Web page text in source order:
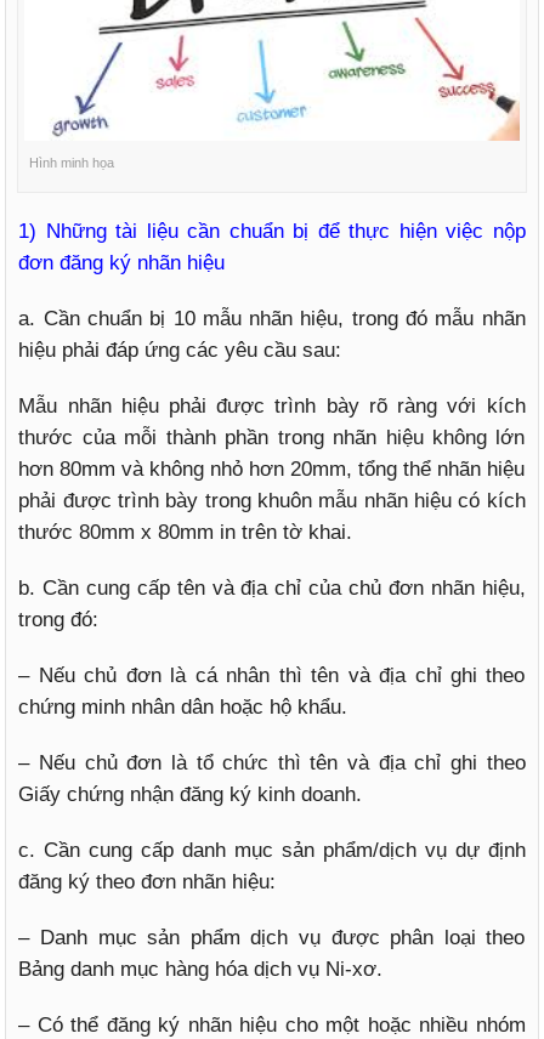
Hình minh họa
1) Những tài liệu cần chuẩn bị để thực hiện việc nộp
đơn đăng ký nhãn hiệu
a. Cần chuẩn bị 10 mẫu nhãn hiệu, trong đó mẫu nhãn
hiệu phải đáp ứng các yêu cầu sau:
Mẫu nhãn hiệu phải được trình bày rõ ràng với kích
thước của mỗi thành phần trong nhãn hiệu không lớn
hơn 80mm và không nhỏ hơn 20mm, tổng thể nhãn hiệu
phải được trình bày trong khuôn mẫu nhãn hiệu có kích
thước 80mm x 80mm in trên tờ khai.
b. Cần cung cấp tên và địa chỉ của chủ đơn nhãn hiệu,
trong đó:
– Nếu chủ đơn là cá nhân thì tên và địa chỉ ghi theo
chứng minh nhân dân hoặc hộ khẩu.
– Nếu chủ đơn là tổ chức thì tên và địa chỉ ghi theo
Giấy chứng nhận đăng ký kinh doanh.
c. Cần cung cấp danh mục sản phẩm/dịch vụ dự định
đăng ký theo đơn nhãn hiệu:
– Danh mục sản phẩm dịch vụ được phân loại theo
Bảng danh mục hàng hóa dịch vụ Ni-xơ.
– Có thể đăng ký nhãn hiệu cho một hoặc nhiều nhóm